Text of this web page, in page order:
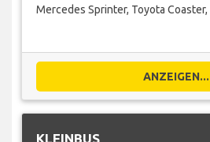
Mercedes Sprinter, Toyota Coaster,
ANZEIGEN...
KLEINBUS